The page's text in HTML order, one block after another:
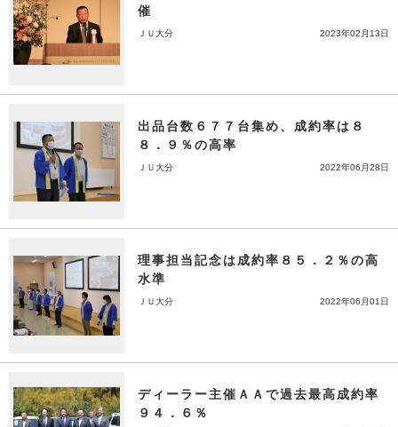
催
ＪＵ大分 2023年02月13日
出品台数６７７台集め、成約率は８
８．９％の高率
ＪＵ大分 2022年06月28日
理事担当記念は成約率８５．２％の高
水準
ＪＵ大分 2022年06月01日
ディーラー主催ＡＡで過去最高成約率
９４．６％